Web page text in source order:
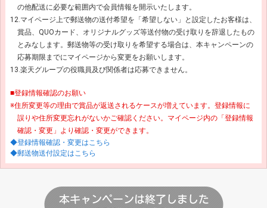
の他配送に必要な範囲内で会員情報を開示いたします。
12.マイページ上で郵送物の送付希望を「希望しない」と設定したお客様は、
賞品、QUOカード、オリジナルグッズ等送付物の受け取りを辞退したもの
とみなします。郵送物等の受け取りを希望する場合は、本キャンペーンの
応募期限までにマイページから変更をお願いします。
13.楽天グループの役職員及び関係者は応募できません。
■登録情報確認のお願い
※住所変更等の理由で賞品が返送されるケースが増えています。登録情報に
誤りや住所変更忘れがないかご確認ください。マイページ内の「登録情報
確認・変更」より確認・変更ができます。
◆登録情報確認・変更はこちら
◆郵送物送付設定はこちら